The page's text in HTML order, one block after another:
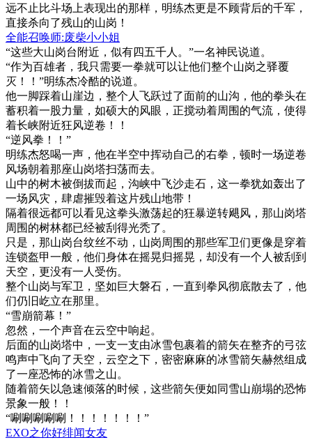
远不止比斗场上表现出的那样，明练杰更是不顾背后的千军，
直接杀向了残山的山岗！
全能召唤师:废柴小小姐
“这些大山岗台附近，似有四五千人。”一名神民说道。
“作为百雄者，我只需要一拳就可以让他们整个山岗之驿覆
灭！！”明练杰冷酷的说道。
他一脚踩着山崖边，整个人飞跃过了面前的山沟，他的拳头在
蓄积着一股力量，如硕大的风眼，正搅动着周围的气流，使得
着长峡附近狂风逆卷！！
“逆风拳！！”
明练杰怒喝一声，他在半空中挥动自己的右拳，顿时一场逆卷
风场朝着那座山岗塔扫荡而去。
山中的树木被倒拔而起，沟峡中飞沙走石，这一拳犹如轰出了
一场风灾，肆虐摧毁着这片残山地带！
隔着很远都可以看见这拳头激荡起的狂暴逆转飓风，那山岗塔
周围的树林都已经被刮得光秃了。
只是，那山岗台纹丝不动，山岗周围的那些军卫们更像是穿着
连锁盔甲一般，他们身体在摇晃归摇晃，却没有一个人被刮到
天空，更没有一人受伤。
整个山岗与军卫，坚如巨大磐石，一直到拳风彻底散去了，他
们仍旧屹立在那里。
“雪崩箭幕！”
忽然，一个声音在云空中响起。
后面的山岗塔中，一支一支由冰雪包裹着的箭矢在整齐的弓弦
鸣声中飞向了天空，云空之下，密密麻麻的冰雪箭矢赫然组成
了一座恐怖的冰雪之山。
随着箭矢以急速倾落的时候，这些箭矢便如同雪山崩塌的恐怖
景象一般！！
“唰唰唰唰唰！！！！！！！”
EXO之你好绯闻女友